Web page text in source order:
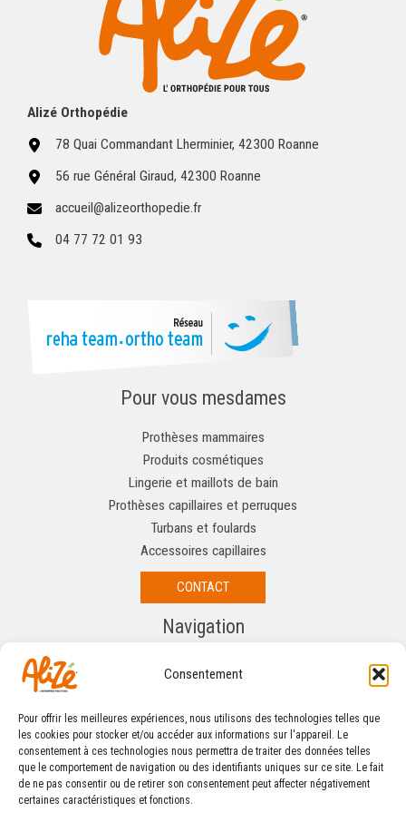
Consentement
Pour offrir les meilleures expériences, nous utilisons des technologies telles que
les cookies pour stocker et/ou accéder aux informations sur l'appareil. Le
consentement à ces technologies nous permettra de traiter des données telles
que le comportement de navigation ou des identifiants uniques sur ce site. Le fait
de ne pas consentir ou de retirer son consentement peut affecter négativement
certaines caractéristiques et fonctions.
Alizé Orthopédie
78 Quai Commandant Lherminier, 42300 Roanne
56 rue Général Giraud, 42300 Roanne
accueil@alizeorthopedie.fr
04 77 72 01 93
Pour vous mesdames
Prothèses mammaires
Produits cosmétiques
Lingerie et maillots de bain
Prothèses capillaires et perruques
Turbans et foulards
Accessoires capillaires
CONTACT
Navigation
Semelles Orthopédiques
Attelles et orthèses
Compression médicale